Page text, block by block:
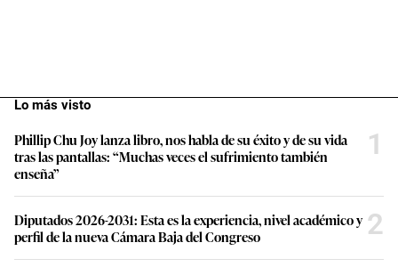
Lo más visto
Phillip Chu Joy lanza libro, nos habla de su éxito y de su vida
tras las pantallas: “Muchas veces el sufrimiento también
enseña”
1
Diputados 2026-2031: Esta es la experiencia, nivel académico y
perfil de la nueva Cámara Baja del Congreso
2